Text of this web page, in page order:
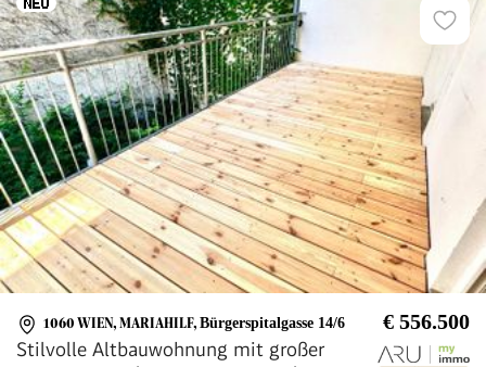
1060 WIEN, MARIAHILF, Bürgerspitalgasse 14/6 € 556.500
Stilvolle Altbauwohnung mit großer